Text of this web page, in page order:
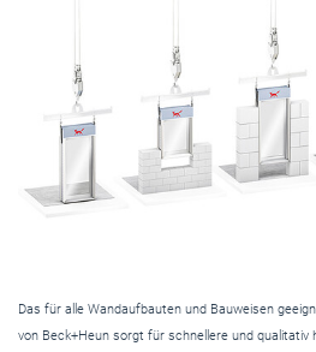
Das für alle Wandaufbauten und Bauweisen
von Beck+Heun sorgt für schnellere und qualitativ